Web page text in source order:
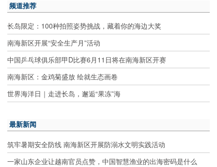
频道推荐
长岛限定：100种拍照姿势挑战，藏着你的海边大奖
南海新区开展“安全生产月”活动
中国乒乓球俱乐部甲D比赛6月11日将在南海新区开赛
南海新区：金鸡菊盛放 绘就生态画卷
世界海洋日｜走进长岛，邂逅“果冻”海
最新新闻
筑牢暑期安全防线 南海新区开展防溺水文明实践活动
一家山东企业让越南官员点赞，中国智慧渔业的出海密码是什么